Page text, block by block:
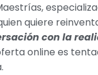
quiere
con la
online es